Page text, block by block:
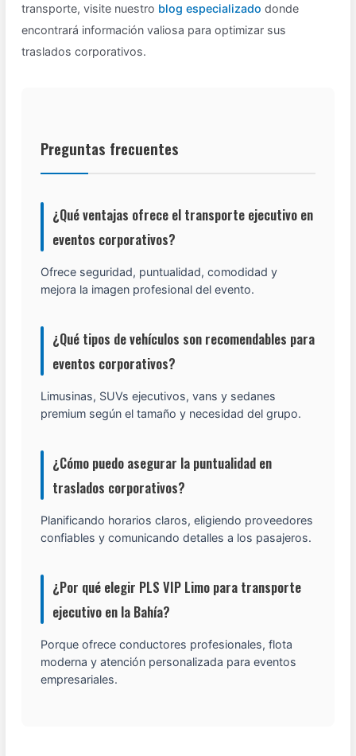
transporte, visite nuestro blog especializado donde
encontrará información valiosa para optimizar sus
traslados corporativos.
Preguntas frecuentes
¿Qué ventajas ofrece el transporte ejecutivo en
eventos corporativos?
Ofrece seguridad, puntualidad, comodidad y
mejora la imagen profesional del evento.
¿Qué tipos de vehículos son recomendables para
eventos corporativos?
Limusinas, SUVs ejecutivos, vans y sedanes
premium según el tamaño y necesidad del grupo.
¿Cómo puedo asegurar la puntualidad en
traslados corporativos?
Planificando horarios claros, eligiendo proveedores
confiables y comunicando detalles a los pasajeros.
¿Por qué elegir PLS VIP Limo para transporte
ejecutivo en la Bahía?
Porque ofrece conductores profesionales, flota
moderna y atención personalizada para eventos
empresariales.